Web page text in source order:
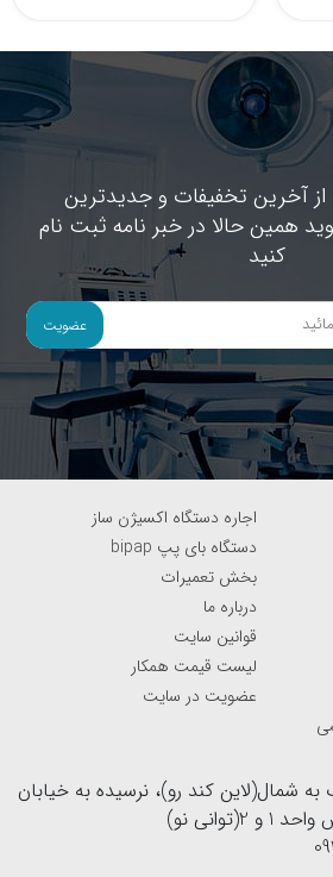
آخرین تخفیفات و جدیدترین
همین حالا در خبر نامه ثبت نام
کنید
عضویت
اجاره دستگاه اکسیژن ساز
دستگاه بای پپ bipap
بخش تعمیرات
درباره ما
قوانین سایت
لیست قیمت همکار
عضویت در سایت
شمال(لاین کند رو)، نرسیده به خیابان
محبوب مجاز، پاساژ الماس واحد 1 و 2(توانی نو)